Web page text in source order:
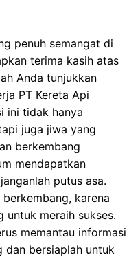
penuh semangat di
terima kasih atas
Anda tunjukkan
PT Kereta Api
ini tidak hanya
juga jiwa yang
berkembang
mendapatkan
putus asa.
karena
untuk meraih sukses.
memantau informasi
dan bersiaplah untuk